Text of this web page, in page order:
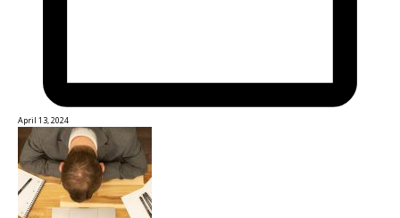
April 13, 2024